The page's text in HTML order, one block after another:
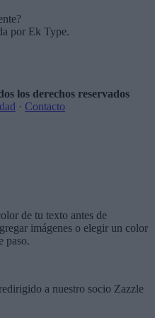
por Ek Type.
los derechos reservados
· Contacto
de tu texto antes de
imágenes o elegir un color
paso.
a nuestro socio Zazzle